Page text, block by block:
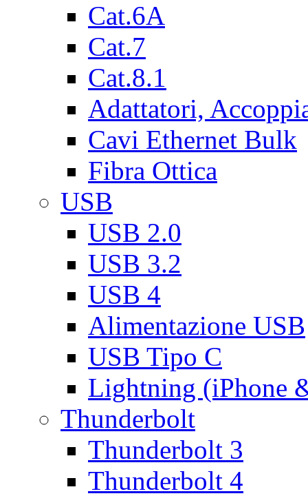
Cat.6A
Cat.7
Cat.8.1
Adattatori,
Cavi Ethernet Bulk
Fibra Ottica
USB
USB 2.0
USB 3.2
USB 4
Alimentazione USB
USB Tipo C
Lightning (iPhone
Thunderbolt
Thunderbolt 3
Thunderbolt 4